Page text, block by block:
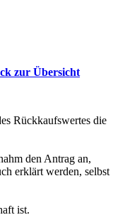
zur Übersicht
Rückkaufswertes die
den Antrag an,
erklärt werden, selbst
ist.